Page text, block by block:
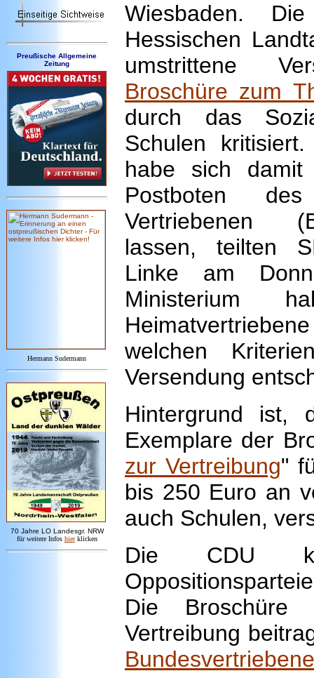
Preußische Allgemeine
Zeitung
Hermann Sudermann
70 Jahre LO Landesgr. NRW
für weitere Infos hier klicken
Wiesbaden. Die
Hessischen
umstrittene
Broschüre zum
durch das
Schulen
habe sich damit
Postboten
Vertriebenen
lassen, teilten
Linke am
Ministerium
welchen
Versendung
Hintergrund ist,
Exemplare der
zur Vertreibung"
bis 250 Euro an
auch Schulen,
Die CDU
Die
Vertreibung